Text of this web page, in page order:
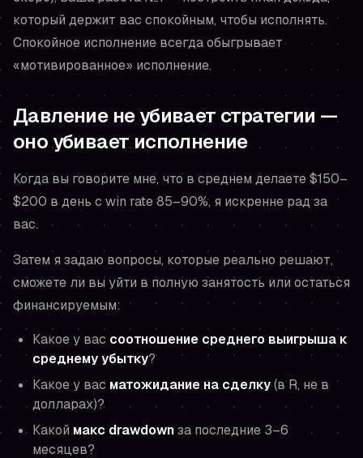
который держит вас спокойным, чтобы исполнять.
Спокойное исполнение всегда обыгрывает
«мотивированное» исполнение.
Давление не убивает стратегии —
оно убивает исполнение
Когда вы говорите мне, что в среднем делаете $150–
$200 в день с win rate 85–90%, я искренне рад за
вас.
Затем я задаю вопросы, которые реально решают,
сможете ли вы уйти в полную занятость или остаться
финансируемым:
Какое у вас соотношение среднего выигрыша к
среднему убытку?
Какое у вас матожидание на сделку(в R, не в
долларах)?
Какой макс drawdownза последние 3–6
месяцев?